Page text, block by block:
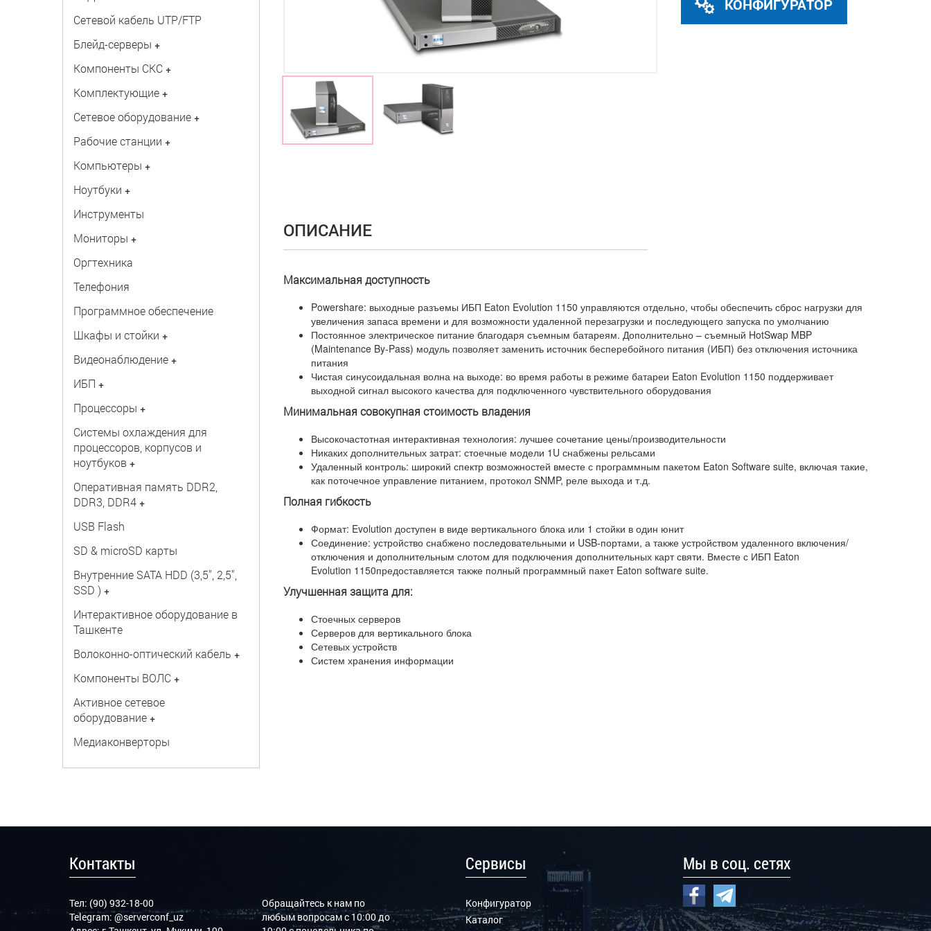
Сетевой кабель UTP/FTP
Блейд-серверы +
Компоненты СКС +
Комплектующие +
Сетевое оборудование +
Рабочие станции +
Компьютеры +
Ноутбуки +
Инструменты
Мониторы +
Оргтехника
Телефония
Программное обеспечение
Шкафы и стойки +
Видеонаблюдение +
ИБП +
Процессоры +
Системы охлаждения для
процессоров, корпусов и
ноутбуков +
Оперативная память DDR2,
DDR3, DDR4 +
USB Flash
SD & microSD карты
Внутренние SATA HDD (3,5", 2,5",
SSD ) +
Интерактивное оборудование в
Ташкенте
Волоконно-оптический кабель +
Компоненты ВОЛС +
Активное сетевое
оборудование +
Медиаконверторы
КОНФИГУРАТОР
ОПИСАНИЕ
Максимальная доступность
Powershare: выходные разъемы ИБП Eaton Evolution 1150 управляются отдельно, чтобы обеспечить сброс нагрузки для
увеличения запаса времени и для возможности удаленной перезагрузки и последующего запуска по умолчанию
Постоянное электрическое питание благодаря съемным батареям. Дополнительно – съемный HotSwap MBP
(Maintenance By-Pass) модуль позволяет заменить источник бесперебойного питания (ИБП) без отключения источника
питания
Чистая синусоидальная волна на выходе: во время работы в режиме батареи Eaton Evolution 1150 поддерживает
выходной сигнал высокого качества для подключенного чувствительного оборудования
Минимальная совокупная стоимость владения
Высокочастотная интерактивная технология: лучшее сочетание цены/производительности
Никаких дополнительных затрат: стоечные модели 1U снабжены рельсами
Удаленный контроль: широкий спектр возможностей вместе с программным пакетом Eaton Software suite, включая такие,
как поточечное управление питанием, протокол SNMP, реле выхода и т.д.
Полная гибкость
Формат: Evolution доступен в виде вертикального блока или 1 стойки в один юнит
Соединение: устройство снабжено последовательными и USB-портами, а также устройством удаленного включения/
отключения и дополнительным слотом для подключения дополнительных карт святи. Вместе с ИБП Eaton
Evolution 1150предоставляется также полный программный пакет Eaton software suite.
Улучшенная защита для:
Стоечных серверов
Серверов для вертикального блока
Сетевых устройств
Систем хранения информации
Контакты
Тел: (90) 932-18-00
Telegram:@serverconf_uz
Обращайтесь к нам по
любым вопросам с 10:00 до
Сервисы
Конфигуратор
Каталог
Мы в соц. сетях